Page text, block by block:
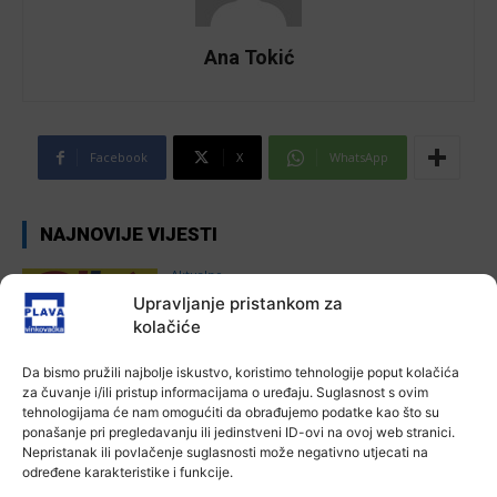
Upravljanje pristankom za
kolačiće
Da bismo pružili najbolje iskustvo, koristimo tehnologije poput kolačića
za čuvanje i/ili pristup informacijama o uređaju. Suglasnost s ovim
tehnologijama će nam omogućiti da obrađujemo podatke kao što su
ponašanje pri pregledavanju ili jedinstveni ID-ovi na ovoj web stranici.
Nepristanak ili povlačenje suglasnosti može negativno utjecati na
određene karakteristike i funkcije.
Ana Tokić
Facebook X WhatsApp
NAJNOVIJE VIJESTI
Aktualno
Autoklub Vinkovci u rujnu će obilježiti
stotu godišnjicu djelovanja
Aktualno
Za dva tjedna započinje još jedna
Divlja liga
Ana Tokić -